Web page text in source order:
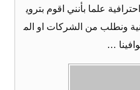
علما بأنني اقوم بتروي
ونطلب من الشركات او الم
…